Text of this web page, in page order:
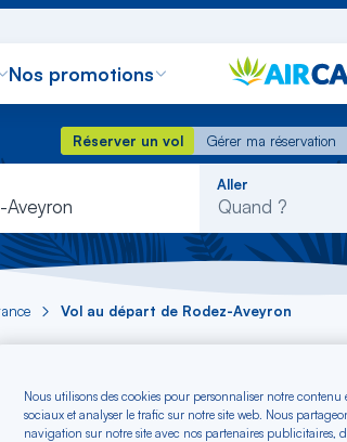
Nos promotions
Réserver un vol Gérer ma réservation
Réserver un vol
Gérer ma réservation
Aveyron
Rechercher
dans
liste
Aller
Vol au départ de Rodez-Aveyron
au départ
Nous utilisons des cookies pour personnaliser notre
sociaux et analyser le trafic sur notre site web. Nous
navigation sur notre site avec nos partenaires publicitaires,